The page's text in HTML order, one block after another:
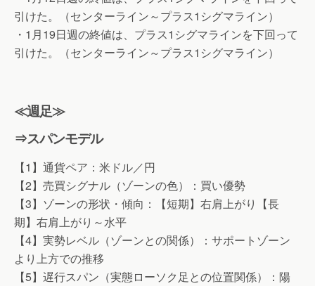
引けた。（センターライン～プラス1シグマライン）
・1月19日週の終値は、プラス1シグマラインを下回って
引けた。（センターライン～プラス1シグマライン）
≪週足≫
⇒スパンモデル
【1】通貨ペア：米ドル／円
【2】売買シグナル（ゾーンの色）：買い優勢
【3】ゾーンの形状・傾向：【短期】右肩上がり【長
期】右肩上がり～水平
【4】実勢レベル（ゾーンとの関係）：サポートゾーン
より上方での推移
【5】遅行スパン（実態ローソク足との位置関係）：陽